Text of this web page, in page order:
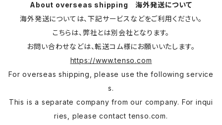
About overseas shipping 海外発送について
海外発送については、下記サービスなどをご利用ください。
こちらは、弊社とは別会社となります。
お問い合わせなどは、転送コム様にお願いいたします。
https://www.tenso.com
For overseas shipping, please use the following service
s.
This is a separate company from our company. For inqui
ries, please contact tenso.com.